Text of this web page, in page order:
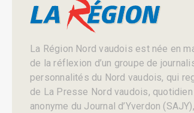
La Région Nord vaudois est née en
de la réflexion d’un groupe de
personnalités du Nord vaudois, qui
de La Presse Nord vaudois,
anonyme du Journal d’Yverdon